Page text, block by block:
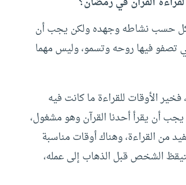
كل حسب نشاطه وجهده ولكن يجب أن
تصفو فيها روحه وتسمو، وليس مهما
الأوقات للقراءة ما كانت فيه
يجب أن يقرأ أحدنا القرآن وهو مشغول،
من القراءة، وهناك أوقات مناسبة
الشخص قبل الذهاب إلى عمله،